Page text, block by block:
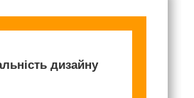
дизайну